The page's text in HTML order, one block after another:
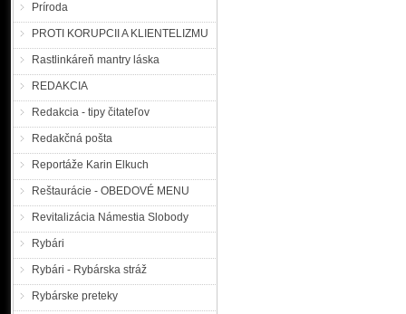
Príroda
PROTI KORUPCII A KLIENTELIZMU
Rastlinkáreň mantry láska
REDAKCIA
Redakcia - tipy čitateľov
Redakčná pošta
Reportáže Karin Elkuch
Reštaurácie - OBEDOVÉ MENU
Revitalizácia Námestia Slobody
Rybári
Rybári - Rybárska stráž
Rybárske preteky